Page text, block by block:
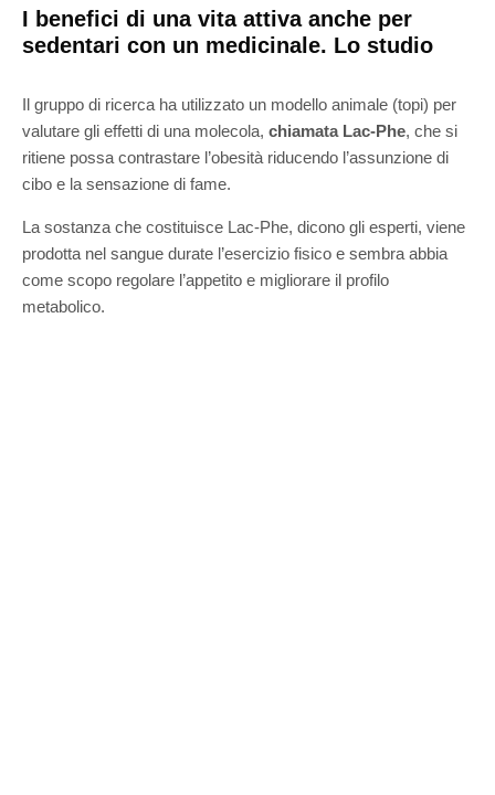
I benefici di una vita attiva anche per
sedentari con un medicinale. Lo studio
Il gruppo di ricerca ha utilizzato un modello animale (topi) per
valutare gli effetti di una molecola, chiamata Lac-Phe, che si
ritiene possa contrastare l’obesità riducendo l’assunzione di
cibo e la sensazione di fame.
La sostanza che costituisce Lac-Phe, dicono gli esperti, viene
prodotta nel sangue durate l’esercizio fisico e sembra abbia
come scopo regolare l’appetito e migliorare il profilo
metabolico.